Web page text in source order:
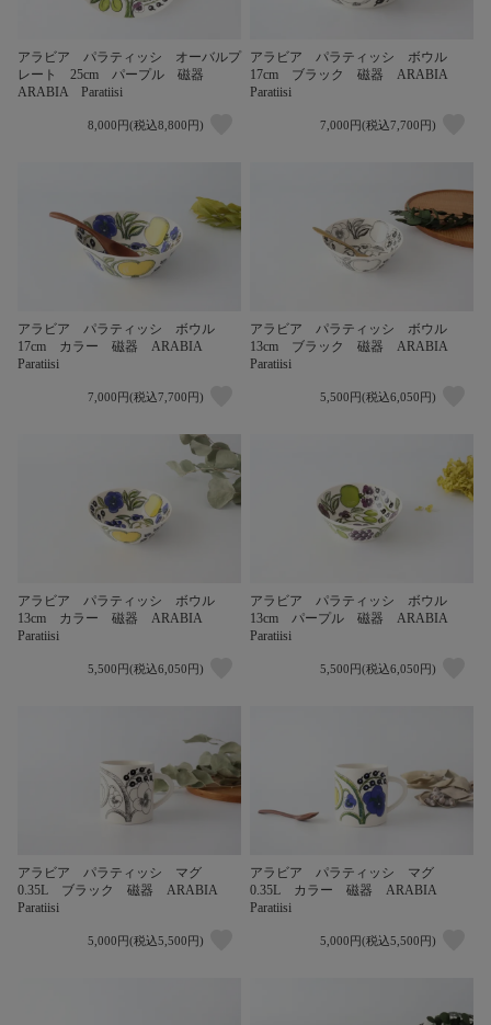
アラビア パラティッシ オーバルプ
レート 25cm パープル 磁器
ARABIA Paratiisi
8,000円(税込8,800円)
アラビア パラティッシ ボウル
17cm ブラック 磁器 ARABIA
Paratiisi
7,000円(税込7,700円)
アラビア パラティッシ ボウル
17cm カラー 磁器 ARABIA
Paratiisi
7,000円(税込7,700円)
アラビア パラティッシ ボウル
13cm ブラック 磁器 ARABIA
Paratiisi
5,500円(税込6,050円)
アラビア パラティッシ ボウル
13cm カラー 磁器 ARABIA
Paratiisi
5,500円(税込6,050円)
アラビア パラティッシ ボウル
13cm パープル 磁器 ARABIA
Paratiisi
5,500円(税込6,050円)
アラビア パラティッシ マグ
0.35L ブラック 磁器 ARABIA
Paratiisi
5,000円(税込5,500円)
アラビア パラティッシ マグ
0.35L カラー 磁器 ARABIA
Paratiisi
5,000円(税込5,500円)